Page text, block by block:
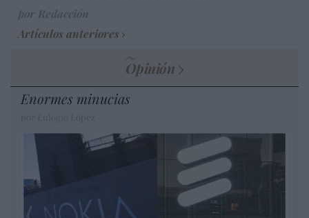
Artículos anteriores
Opinión
Enormes minucias